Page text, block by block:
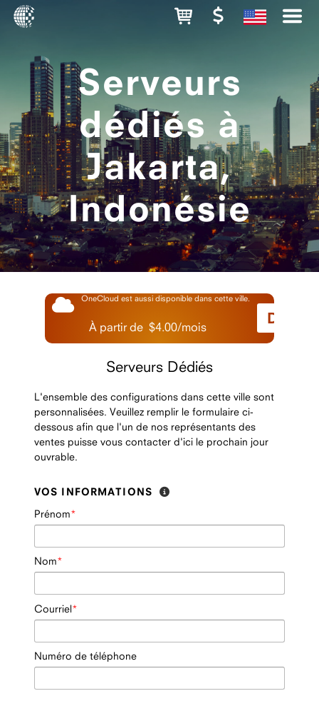
Serveurs
dédiés à
Jakarta,
Indonésie
OneCloud est aussi disponible dans cette ville.
À partir de $4.00/mois
Serveurs Dédiés
L'ensemble des configurations dans cette ville sont
personnalisées. Veuillez remplir le formulaire ci-
dessous afin que l'un de nos représentants des
ventes puisse vous contacter d'ici le prochain jour
ouvrable.
VOS INFORMATIONS
Prénom
Nom
Courriel
Numéro de téléphone